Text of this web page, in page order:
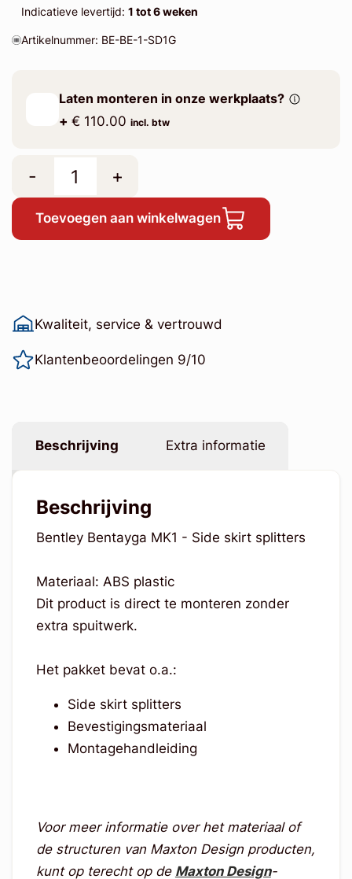
Indicatieve levertijd: 1 tot 6 weken
Artikelnummer: BE-BE-1-SD1G
Laten monteren in onze werkplaats?
+ € 110.00 incl. btw
- +
Toevoegen aan winkelwagen
Kwaliteit, service & vertrouwd
Klantenbeoordelingen 9/10
Beschrijving Extra informatie
Beschrijving
Bentley Bentayga MK1 - Side skirt splitters
Materiaal: ABS plastic
Dit product is direct te monteren zonder
extra spuitwerk.
Het pakket bevat o.a.:
Side skirt splitters
Bevestigingsmateriaal
Montagehandleiding
Voor meer informatie over het materiaal of
de structuren van Maxton Design producten,
kunt op terecht op de Maxton Design-